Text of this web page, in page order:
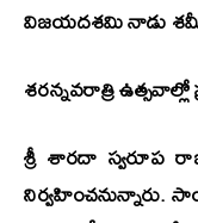
విజయదశమి నాడు శమీ
శరన్నవరాత్రి
శ్రీ శారదా స్వరూప
నిర్వహించనున్నారు.